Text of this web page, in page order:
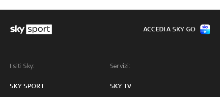
I siti Sky:
SKY SPORT
Servizi:
SKY TV
ACCEDI A SKY GO